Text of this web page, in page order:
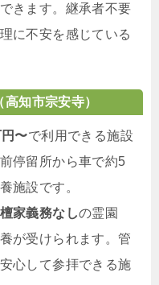
きます。継承者不要
に不安を感じている
知市宗安寺）
〜で利用できる施設
停留所から車で約5
施設です。
家義務なしの霊園
が受けられます。管
心して参拝できる施